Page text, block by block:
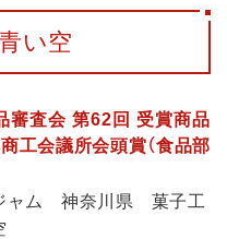
い空
審査会 第62回 受賞商品
工会議所会頭賞（食品部
ャム 神奈川県 菓子工